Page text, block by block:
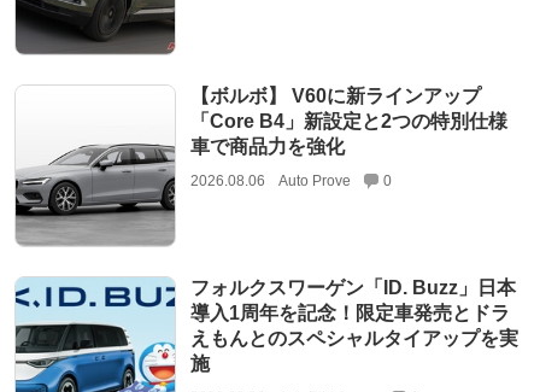
【ボルボ】 V60に新ラインアップ
「Core B4」新設定と2つの特別仕様
車で商品力を強化
2026.08.06 Auto Prove 0
フォルクスワーゲン「ID. Buzz」日本
導入1周年を記念！限定車発売とドラ
えもんとのスペシャルタイアップを実
施